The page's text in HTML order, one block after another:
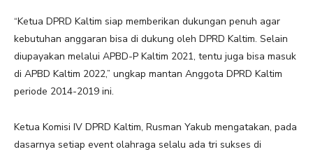
“Ketua DPRD Kaltim siap memberikan dukungan penuh agar
kebutuhan anggaran bisa di dukung oleh DPRD Kaltim. Selain
diupayakan melalui APBD-P Kaltim 2021, tentu juga bisa masuk
di APBD Kaltim 2022,” ungkap mantan Anggota DPRD Kaltim
periode 2014-2019 ini.
Ketua Komisi IV DPRD Kaltim, Rusman Yakub mengatakan, pada
dasarnya setiap event olahraga selalu ada tri sukses di